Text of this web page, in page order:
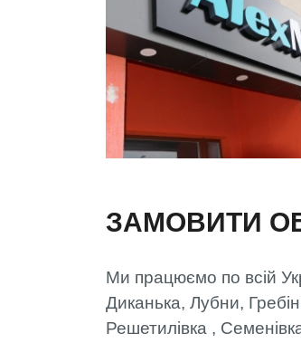
ЗАМОВИТИ
Ми працюємо по всій
Диканька, Лубни,
Решетилівка ,